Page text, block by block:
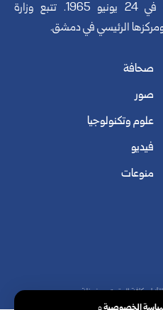
تأسست في 24 يونيو 1965. تتبع وزارة
ومركزها الرئيسي في دمشق.
صحافة
صور
علوم وتكنولوجيا
فيديو
منوعات
كافة الحقوق محفوظة.